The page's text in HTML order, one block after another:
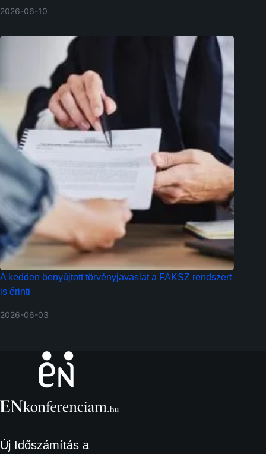
2026-06-10
A kedden benyújtott törvényjavaslat a FAKSZ rendszert
is érinti
2026-06-03
Új Időszámítás a